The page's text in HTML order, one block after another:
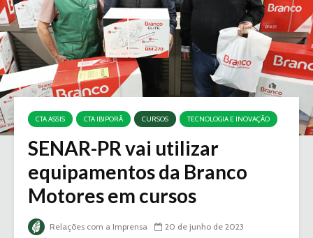
CTA ASSIS CTA IBIPORÃ CURSOS TECNOLOGIA E INOVAÇÃO
SENAR-PR vai utilizar
equipamentos da Branco
Motores em cursos
Relações com a Imprensa
20 de junho de 2023